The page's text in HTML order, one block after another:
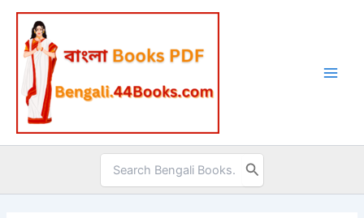
Skip
content
Search
for: